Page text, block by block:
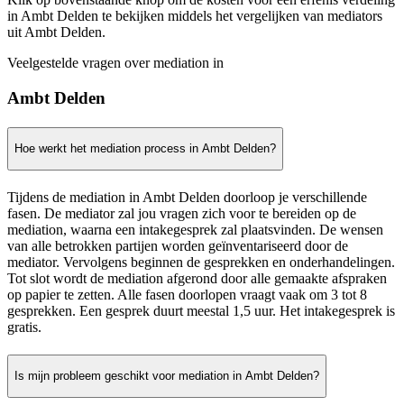
in Ambt Delden te bekijken middels het vergelijken van mediators
uit Ambt Delden.
Veelgestelde vragen over mediation in
Ambt Delden
Hoe werkt het mediation process in Ambt Delden?
Tijdens de mediation in Ambt Delden doorloop je verschillende
fasen. De mediator zal jou vragen zich voor te bereiden op de
mediation, waarna een intakegesprek zal plaatsvinden. De wensen
van alle betrokken partijen worden geïnventariseerd door de
mediator. Vervolgens beginnen de gesprekken en onderhandelingen.
Tot slot wordt de mediation afgerond door alle gemaakte afspraken
op papier te zetten. Alle fasen doorlopen vraagt vaak om 3 tot 8
gesprekken. Een gesprek duurt meestal 1,5 uur. Het intakegesprek is
gratis.
Is mijn probleem geschikt voor mediation in Ambt Delden?